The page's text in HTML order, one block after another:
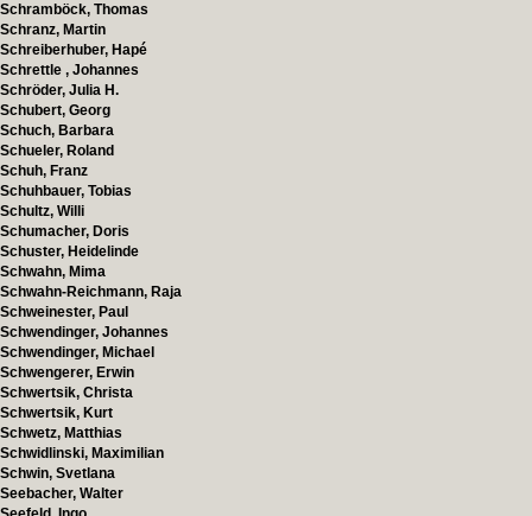
Schramböck, Thomas
Schranz, Martin
Schreiberhuber, Hapé
Schrettle , Johannes
Schröder, Julia H.
Schubert, Georg
Schuch, Barbara
Schueler, Roland
Schuh, Franz
Schuhbauer, Tobias
Schultz, Willi
Schumacher, Doris
Schuster, Heidelinde
Schwahn, Mima
Schwahn-Reichmann, Raja
Schweinester, Paul
Schwendinger, Johannes
Schwendinger, Michael
Schwengerer, Erwin
Schwertsik, Christa
Schwertsik, Kurt
Schwetz, Matthias
Schwidlinski, Maximilian
Schwin, Svetlana
Seebacher, Walter